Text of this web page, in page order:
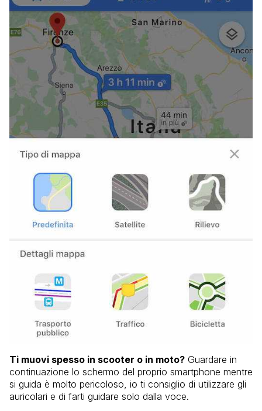
Ti muovi spesso in scooter o in moto? Guardare in
continuazione lo schermo del proprio smartphone mentre
si guida è molto pericoloso, io ti consiglio di utilizzare gli
auricolari e di farti guidare solo dalla voce.